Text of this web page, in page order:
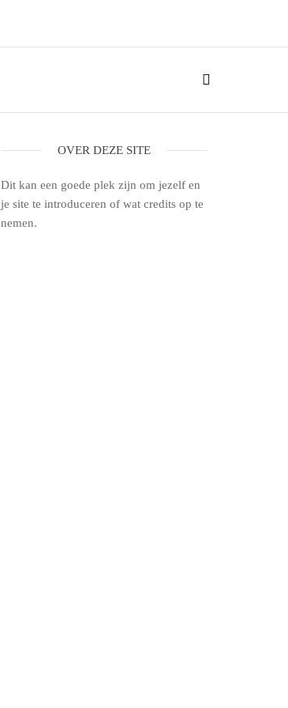
OVER DEZE SITE
Dit kan een goede plek zijn om jezelf en
je site te introduceren of wat credits op te
nemen.